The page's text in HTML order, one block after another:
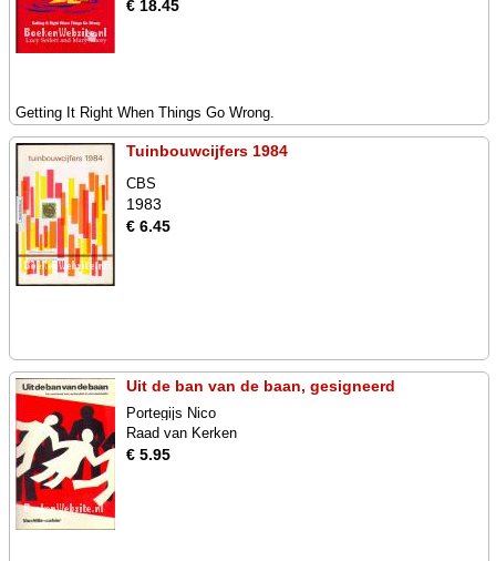
€ 18.45
Getting It Right When Things Go Wrong.
Tuinbouwcijfers 1984
CBS
1983
€ 6.45
Uit de ban van de baan, gesigneerd
Portegijs Nico
Raad van Kerken
€ 5.95